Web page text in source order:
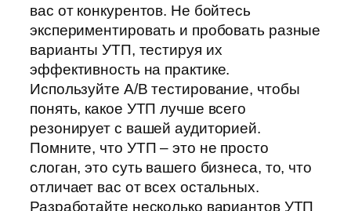
вас от конкурентов. Не бойтесь
экспериментировать и пробовать разные
варианты УТП, тестируя их
эффективность на практике.
Используйте A/B тестирование, чтобы
понять, какое УТП лучше всего
резонирует с вашей аудиторией.
Помните, что УТП – это не просто
слоган, это суть вашего бизнеса, то, что
отличает вас от всех остальных.
Разработайте несколько вариантов УТП